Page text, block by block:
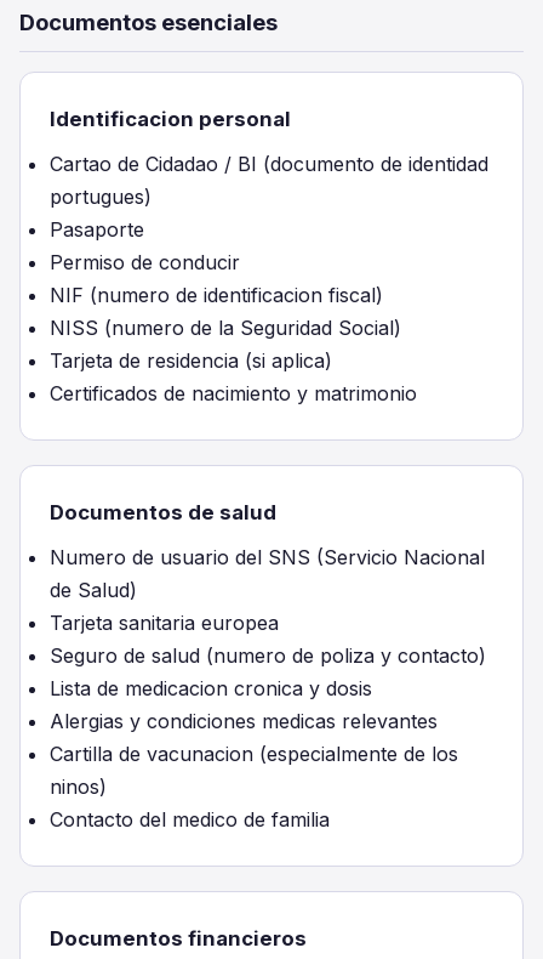
Documentos esenciales
Identificacion personal
Cartao de Cidadao / BI (documento de identidad
portugues)
Pasaporte
Permiso de conducir
NIF (numero de identificacion fiscal)
NISS (numero de la Seguridad Social)
Tarjeta de residencia (si aplica)
Certificados de nacimiento y matrimonio
Documentos de salud
Numero de usuario del SNS (Servicio Nacional
de Salud)
Tarjeta sanitaria europea
Seguro de salud (numero de poliza y contacto)
Lista de medicacion cronica y dosis
Alergias y condiciones medicas relevantes
Cartilla de vacunacion (especialmente de los
ninos)
Contacto del medico de familia
Documentos financieros